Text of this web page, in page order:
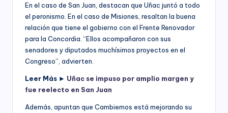
En el caso de San Juan, destacan que Uñac juntó a todo
el peronismo. En el caso de Misiones, resaltan la buena
relación que tiene el gobierno con el Frente Renovador
para la Concordia. “Ellos acompañaron con sus
senadores y diputados muchísimos proyectos en el
Congreso”, advierten.
Leer Más ► Uñac se impuso por amplio margen y
fue reelecto en San Juan
Además, apuntan que Cambiemos está mejorando su